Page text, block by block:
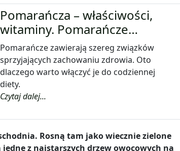
Pomarańcza – właściwości,
witaminy. Pomarańcze…
Pomarańcze zawierają szereg związków
sprzyjających zachowaniu zdrowia. Oto
dlaczego warto włączyć je do codziennej
diety.
Czytaj dalej...
Rosną tam jako wiecznie zielone
z najstarszych drzew owocowych na